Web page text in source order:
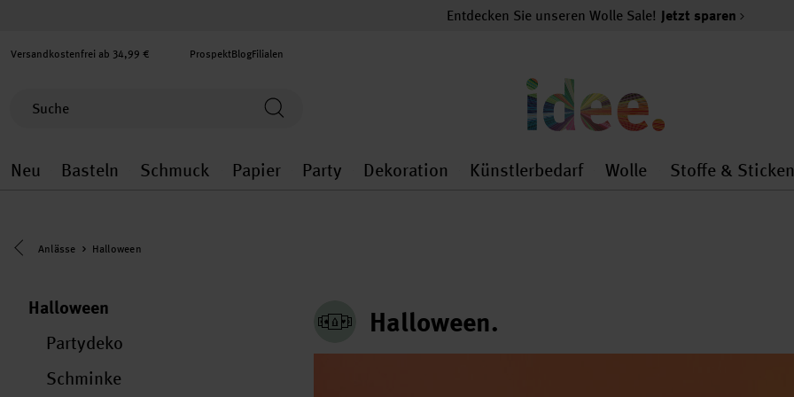
Entdecken Sie unseren Wolle Sale! Jetzt sparen
Versandkostenfrei ab 34,99 € ProspektBlogFilialen
Neu
Neu general.openMenu
Basteln
Basteln general.openMenu
Schmuck
Schmuck general.openMenu
Papier
Papier general.openMenu
Party
Party general.openMenu
Dekoration
Dekoration general.openMenu
Künstlerbedarf
Künstlerbedarf
Wolle
Wolle
Stoffe & Sticken
Eine Kategorie zurück navigieren
Anlässe Halloween
Halloween
Partydeko
Schminke
Halloween